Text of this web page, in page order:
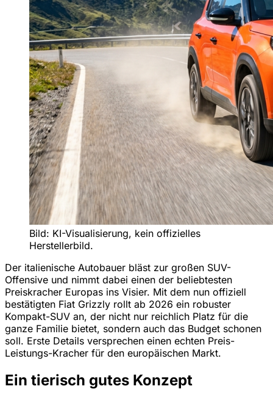
Bild: KI-Visualisierung, kein offizielles
Herstellerbild.
Der italienische Autobauer bläst zur großen SUV-
Offensive und nimmt dabei einen der beliebtesten
Preiskracher Europas ins Visier. Mit dem nun offiziell
bestätigten Fiat Grizzly rollt ab 2026 ein robuster
Kompakt-SUV an, der nicht nur reichlich Platz für die
ganze Familie bietet, sondern auch das Budget schonen
soll. Erste Details versprechen einen echten Preis-
Leistungs-Kracher für den europäischen Markt.
Ein tierisch gutes Konzept